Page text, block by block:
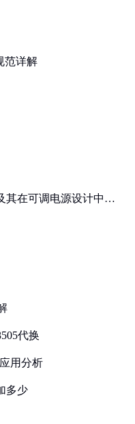
范详解
其在可调电源设计中的
代换
用分析
多少